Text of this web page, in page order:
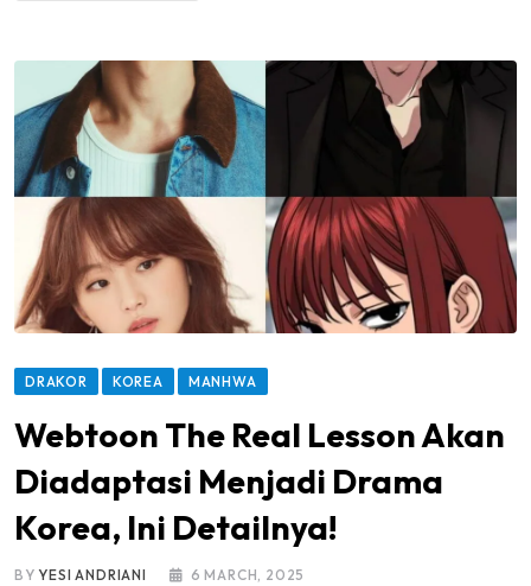
DRAKOR KOREA MANHWA
Webtoon The Real Lesson Akan
Diadaptasi Menjadi Drama
Korea, Ini Detailnya!
BY YESI ANDRIANI 6 MARCH, 2025